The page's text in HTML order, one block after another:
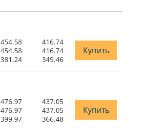
454.58
416.74
454.58
416.74
381.24 349.46
Купить
476.97
437.05
476.97
437.05
399.97 366.48
Купить